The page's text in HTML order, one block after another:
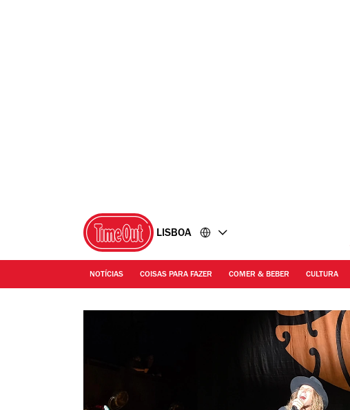
LISBOA
NOTÍCIAS COISAS PARA FAZER COMER & BEBER CULTURA